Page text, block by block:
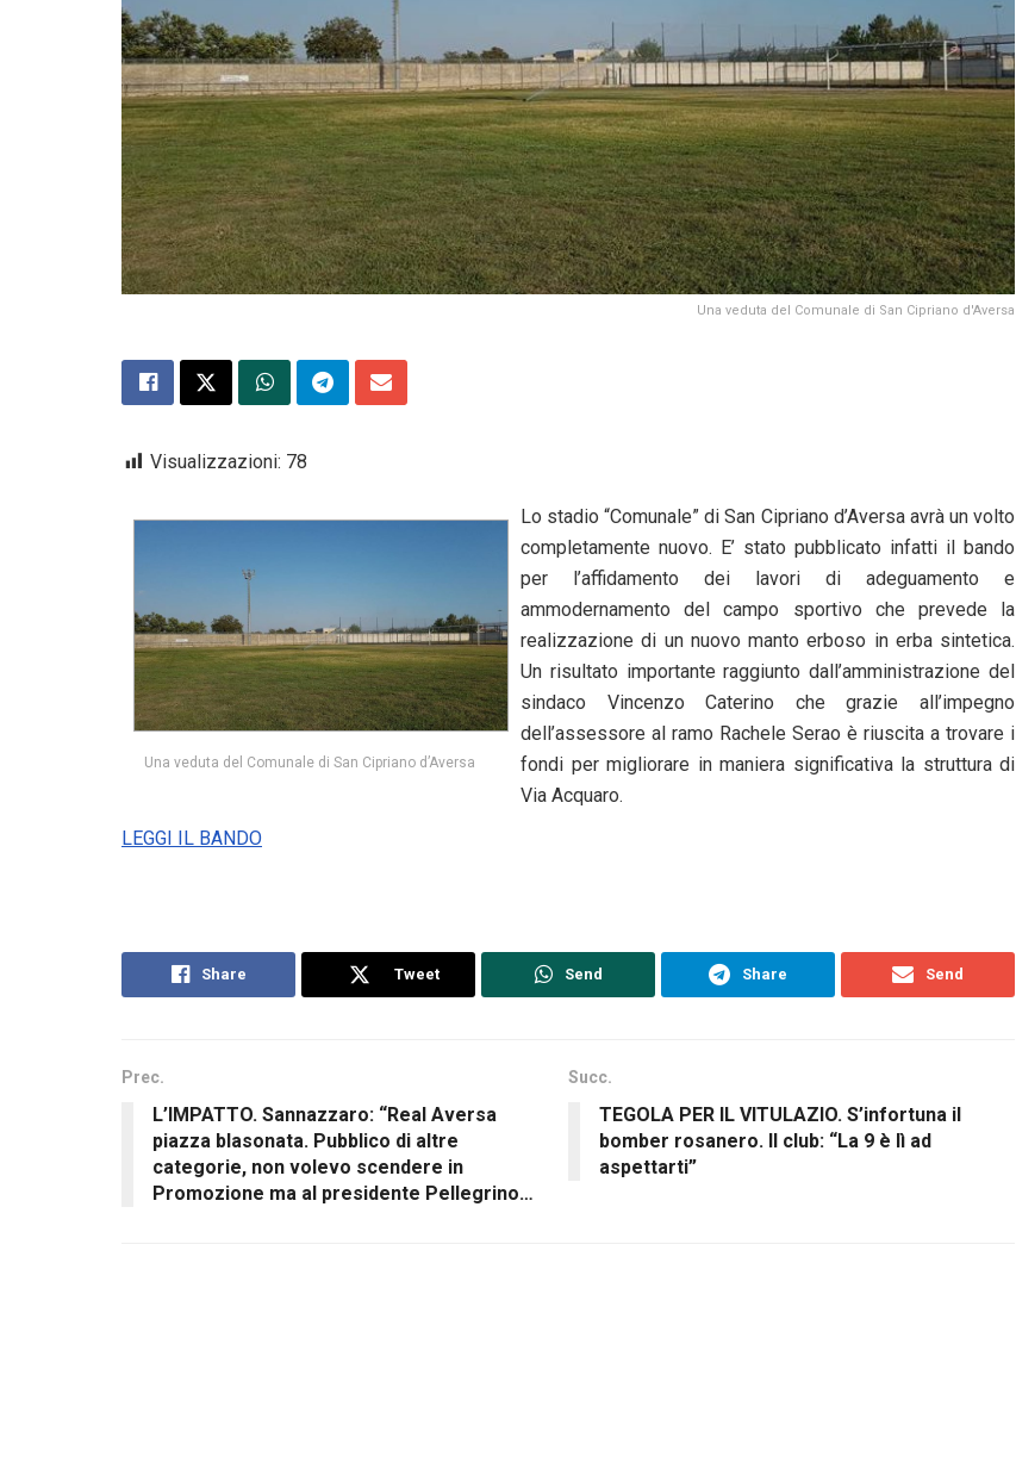
Una veduta del Comunale di San Cipriano d'Aversa
Visualizzazioni: 78
Una veduta del Comunale di San Cipriano d’Aversa
Lo stadio “Comunale” di San Cipriano d’Aversa avrà un volto
completamente nuovo. E’ stato pubblicato infatti il bando
per l’affidamento dei lavori di adeguamento e
ammodernamento del campo sportivo che prevede la
realizzazione di un nuovo manto erboso in erba sintetica.
Un risultato importante raggiunto dall’amministrazione del
sindaco Vincenzo Caterino che grazie all’impegno
dell’assessore al ramo Rachele Serao è riuscita a trovare i
fondi per migliorare in maniera significativa la struttura di
Via Acquaro.
LEGGI IL BANDO
Share Tweet Send Share Send
Prec.
L’IMPATTO. Sannazzaro: “Real Aversa
piazza blasonata. Pubblico di altre
categorie, non volevo scendere in
Promozione ma al presidente Pellegrino…
Succ.
TEGOLA PER IL VITULAZIO. S’infortuna il
bomber rosanero. Il club: “La 9 è lì ad
aspettarti”